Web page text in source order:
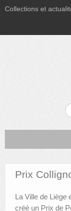
Collections et
MUSÉE
MUSÉE DU
Prix
La Ville de Liège
créé un Prix de